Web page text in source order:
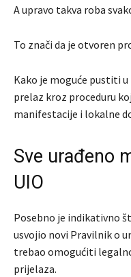
A upravo takva roba
To znači da je otvoren
Kako je moguće pustiti
prelaz kroz proceduru
manifestacije i lokalne
Sve urađeno
UIO
Posebno je indikativno
usvojio novi Pravilnik o
trebao omogućiti
prijelaza.